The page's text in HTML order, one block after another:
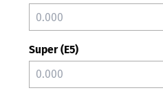
Super (E5)